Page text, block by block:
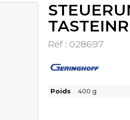
Réf : 028697
Poids 400 g